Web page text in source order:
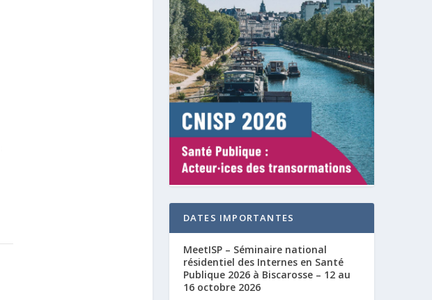
DATES IMPORTANTES
MeetISP – Séminaire national
résidentiel des Internes en Santé
Publique 2026 à Biscarosse – 12 au
16 octobre 2026